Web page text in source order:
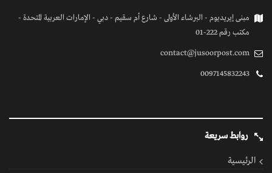
مبنى إيريديوم - البرشاء الأولى - شارع أم سقيم - دبي - الإمارات العربية المتحدة -
مكتب رقم 222-01
contact@jusoorpost.com
0097145832243
روابط سريعة
الرئيسية